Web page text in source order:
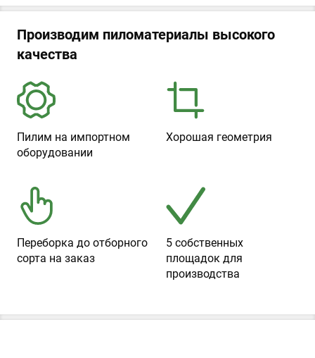
Производим пиломатериалы высокого
качества
Пилим на импортном
оборудовании
Хорошая геометрия
Переборка до отборного
сорта на заказ
5 собственных
площадок для
производства